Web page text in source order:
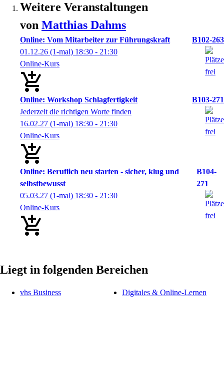
Weitere Veranstaltungen
von Matthias Dahms
Online: Vom Mitarbeiter zur Führungskraft
B102-263
01.12.26 (1-mal) 18:30 - 21:30
Online-Kurs
Online: Workshop Schlagfertigkeit
B103-271
Jederzeit die richtigen Worte finden
16.02.27 (1-mal) 18:30 - 21:30
Online-Kurs
Online: Beruflich neu starten - sicher, klug und
selbstbewusst
B104-
271
05.03.27 (1-mal) 18:30 - 21:30
Online-Kurs
Liegt in folgenden Bereichen
vhs Business Digitales & Online-Lernen